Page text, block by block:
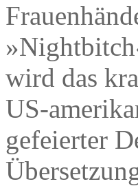
wird das
US-
gefeierter